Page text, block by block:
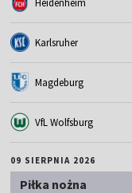
Karlsruher
Magdeburg
VfL Wolfsburg
09 SIERPNIA 2026
Piłka nożna